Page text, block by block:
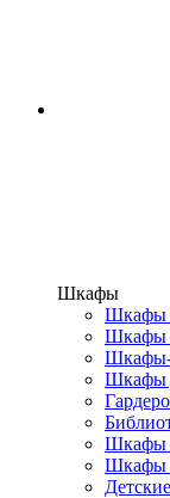
Шкафы
Шкафы
Шкафы
Шкафы
Шкафы
Шкафы